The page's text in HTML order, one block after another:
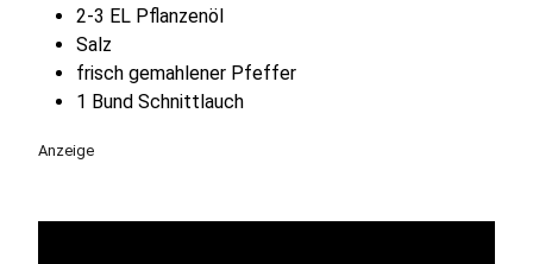
2-3 EL Pflanzenöl
Salz
frisch gemahlener Pfeffer
1 Bund Schnittlauch
Anzeige